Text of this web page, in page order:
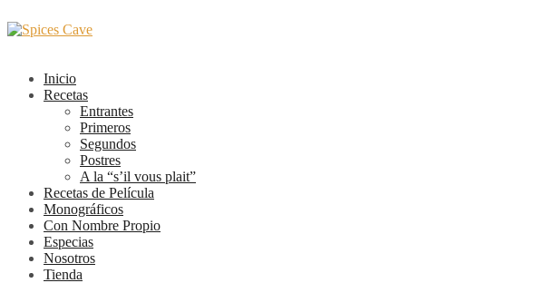
Inicio
Recetas
Entrantes
Primeros
Segundos
Postres
A la “s’il vous plait”
Recetas de Película
Monográficos
Con Nombre Propio
Especias
Nosotros
Tienda